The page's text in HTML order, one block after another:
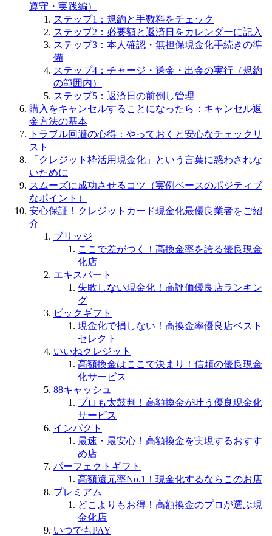
遵守・実践編）
ステップ1：規約と手数料をチェック
ステップ2：必要額と返済日をカレンダーに記入
ステップ3：本人確認・無担保現金化手続きの準
備
ステップ4：チャージ・送金・出金の実行（規約
の範囲内）
ステップ5：返済日の前倒し管理
購入をキャンセルすることになったら：キャンセル返
金方法の基本
トラブル回避の心得：やっておくと安心なチェックリ
スト
「クレジット枠活用現金化」という言葉に惑わされな
いために
スムーズに成功させるコツ（実例ベースのポジティブ
なポイント）
安心保証！クレジットカード現金化最優良業者をご紹
介
ブリッジ
ここで差がつく！高換金率を誇る優良現金
化店
エキスパート
失敗しない現金化！高評価優良店ランキン
グ
ビックギフト
現金化で損しない！高換金率優良店ベスト
セレクト
いいねクレジット
高額換金はここで決まり！信頼の優良現金
化サービス
88キャッシュ
プロも太鼓判！高額換金が叶う優良現金化
サービス
インパクト
最速・最安心！高額換金を実現するおすす
め店
パーフェクトギフト
高額還元率No.1！現金化するならこのお店
プレミアム
どこよりもお得！高額換金のプロが選ぶ現
金化店
いつでもPAY